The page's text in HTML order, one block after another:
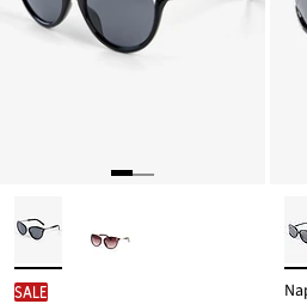
SALE